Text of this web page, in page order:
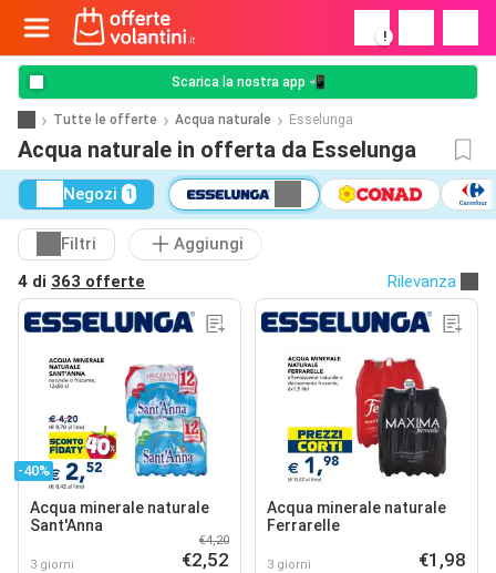
!
Scarica la nostra app 📲
Tutte le offerte Acqua naturale Esselunga
Acqua naturale in offerta da Esselunga
Negozi 1
Filtri
Aggiungi
4 di 363 offerte Rilevanza
-40%
Acqua minerale naturale
Sant'Anna
3 giorni
€4,20
€2,52
Acqua minerale naturale
Ferrarelle
3 giorni €1,98